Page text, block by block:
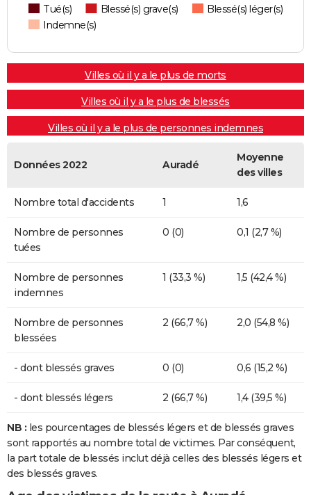
Tué(s) Blessé(s) grave(s)
Blessé(s) léger(s)
Indemne(s)
Villes où il y a le plus de morts
Villes où il y a le plus de blessés
Villes où il y a le plus de personnes indemnes
Données 2022 Auradé
Moyenne
des villes
Nombre total d'accidents 1 1,6
Nombre de personnes
tuées
0 (0) 0,1 (2,7 %)
Nombre de personnes
indemnes
1 (33,3 %) 1,5 (42,4 %)
Nombre de personnes
blessées
2 (66,7 %) 2,0 (54,8 %)
- dont blessés graves 0 (0) 0,6 (15,2 %)
- dont blessés légers 2 (66,7 %) 1,4 (39,5 %)
NB : les pourcentages de blessés légers et de blessés graves
sont rapportés au nombre total de victimes. Par conséquent,
la part totale de blessés inclut déjà celles des blessés légers et
des blessés graves.